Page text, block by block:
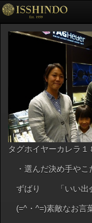
タグホイヤーカレラ１
・選んだ決め手やこ
ずばり 「いい出会
(=^・^=)素敵なお言